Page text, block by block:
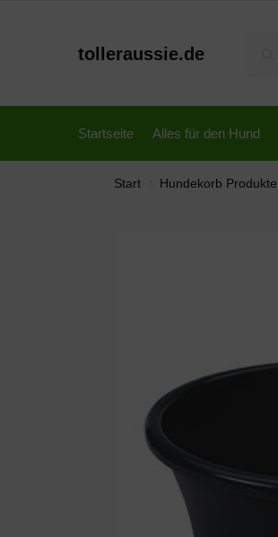
tolleraussie.de
Startseite Alles für den Hund
Start Hundekorb Produkte